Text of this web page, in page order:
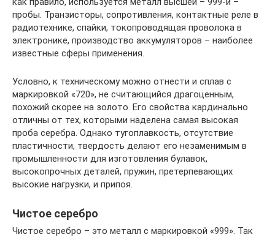
пробы. Транзисторы, сопротивления, контактные реле в
радиотехнике, спайки, токопроводящая проволока в
электронике, производство аккумуляторов – наиболее
известные сферы применения.
Условно, к техническому можно отнести и сплав с
маркировкой «720», не считающийся драгоценным,
похожий скорее на золото. Его свойства кардинально
отличны от тех, которыми наделена самая высокая
проба серебра. Однако тугоплавкость, отсутствие
пластичности, твердость делают его незаменимым в
промышленности для изготовления булавок,
высокопрочных деталей, пружин, претерпевающих
высокие нагрузки, и припоя.
Чистое серебро
Чистое серебро – это металл с маркировкой «999». Так